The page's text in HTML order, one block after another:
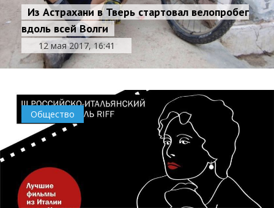
Из Астрахани в Тверь стартовал велопробег
вдоль всей Волги
12 мая 2017, 16:41
Общество